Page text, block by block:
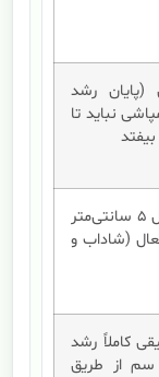
(پایان رشد
نباید تا
زمانی که طول برگ‌ها حداقل ۵ سانتی‌متر
(شاداب و
کاملاً رشد
سم از طریق